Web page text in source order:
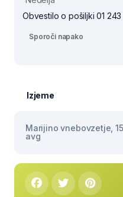
Obvestilo o pošiljki 01 243
Sporoči napako
Izjeme
Marijino vnebovzetje,
avg